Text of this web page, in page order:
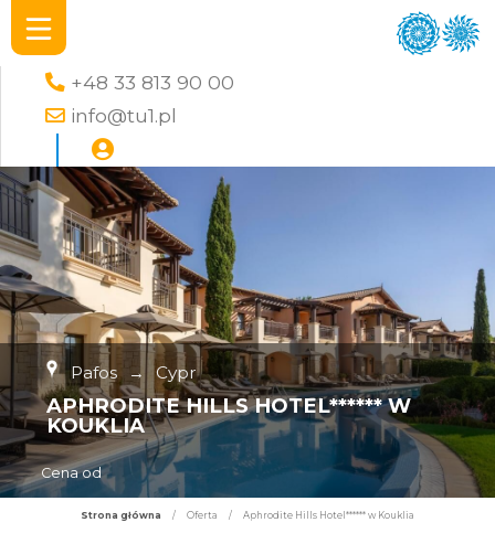
+48 33 813 90 00
info@tu1.pl
Pafos → Cypr
APHRODITE HILLS HOTEL****** W
KOUKLIA
Cena od
Strona główna / Oferta / Aphrodite Hills Hotel****** w Kouklia